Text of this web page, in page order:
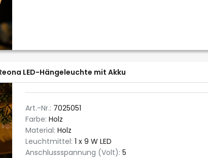
LED-Hängeleuchte mit Akku
Art.-Nr.: 7025051
Farbe: Holz
Material: Holz
Leuchtmittel: 1 x 9 W LED
Anschlussspannung (Volt): 5